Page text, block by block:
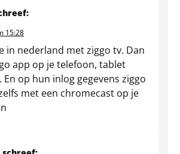
15:28
in nederland met ziggo tv. Dan
app op je telefoon, tablet
op hun inlog gegevens ziggo
met een chromecast op je